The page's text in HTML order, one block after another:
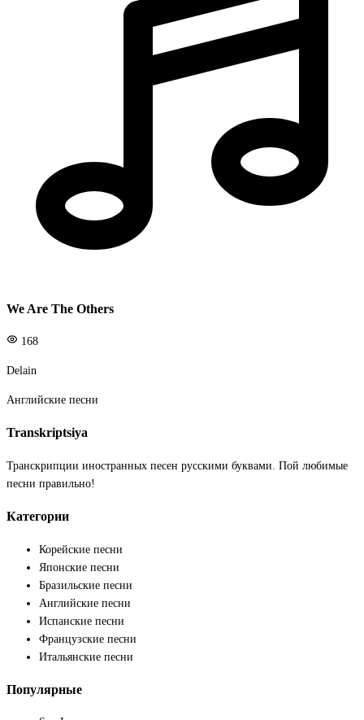
We Are The Others
168
Delain
Английские песни
Transkriptsiya
Транскрипции иностранных песен русскими буквами. Пой любимые
песни правильно!
Категории
Корейские песни
Японские песни
Бразильские песни
Английские песни
Испанские песни
Французские песни
Итальянские песни
Популярные